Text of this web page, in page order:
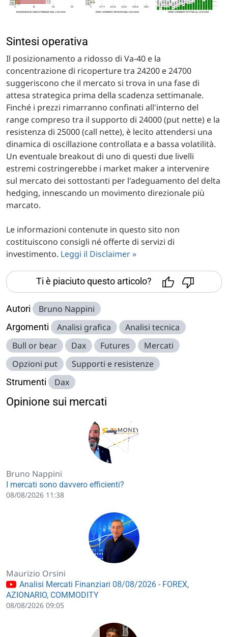
Sintesi operativa
Il posizionamento a ridosso di Va-40 e la
concentrazione di ricoperture tra 24200 e 24700
suggeriscono che il mercato si trova in una fase di
attesa strategica prima della scadenza settimanale.
Finché i prezzi rimarranno confinati all'interno del
range compreso tra il supporto di 24000 (put nette) e la
resistenza di 25000 (call nette), è lecito attendersi una
dinamica di oscillazione controllata e a bassa volatilità.
Un eventuale breakout di uno di questi due livelli
estremi costringerebbe i market maker a intervenire
sul mercato dei sottostanti per l'adeguamento del delta
hedging, innescando un movimento direzionale più
marcato.
Le informazioni contenute in questo sito non
costituiscono consigli né offerte di servizi di
investimento. Leggi il Disclaimer »
Ti è piaciuto questo articolo?
Autori Bruno Nappini
Argomenti Analisi grafica
Analisi tecnica
Bull or bear
Dax Futures
Mercati
Opzioni put
Supporti e resistenze
Strumenti Dax
Opinione sui mercati
Bruno Nappini
I mercati sono davvero efficienti?
08/08/2026 11:38
Maurizio Orsini
Analisi Mercati Finanziari 08/08/2026 - FOREX,
AZIONARIO, COMMODITY
08/08/2026 09:05